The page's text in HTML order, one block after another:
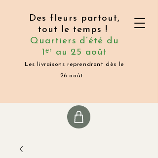
Des fleurs partout,
tout le temps !
Quartiers d’été du
1ᵉʳ au 25 août
Les livraisons reprendront dès le
26 août